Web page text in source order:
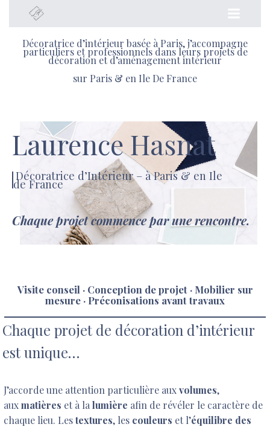
Décoratrice d’intérieur basée à Paris, j’accompagne
particuliers et professionnels dans leurs projets de
décoration et d’aménagement intérieur
sur Paris & en Ile De France
Laurence Hasnat
Décoratrice d’Intérieur – à Paris & en Ile
de France
Chaque projet commence par une rencontre.
Visite conseil · Conception de projet · Mobilier sur
mesure · Préconisations avant travaux
Chaque projet de décoration d’intérieur
est unique…
J’accorde une attention particulière auxvolumes,
auxmatières et à la lumière afin de révéler le caractère de
chaque lieu. Lestextures, les couleurs et l’équilibre des